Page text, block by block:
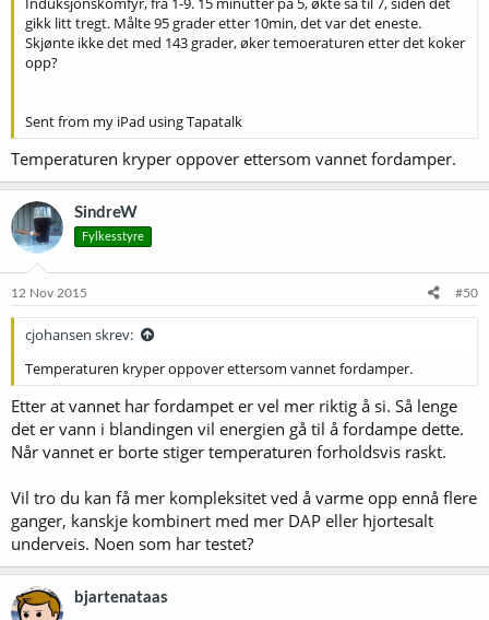
gikk litt tregt. Målte 95 grader etter 10min, det var det eneste.
Skjønte ikke det med 143 grader, øker temoeraturen etter det koker
opp?
Sent from my iPad using Tapatalk
Temperaturen kryper oppover ettersom vannet fordamper.
SindreW
Fylkesstyre
12 Nov 2015 #50
cjohansen skrev:
Temperaturen kryper oppover ettersom vannet fordamper.
Etter at vannet har fordampet er vel mer riktig å si. Så lenge
det er vann i blandingen vil energien gå til å fordampe dette.
Når vannet er borte stiger temperaturen forholdsvis raskt.
Vil tro du kan få mer kompleksitet ved å varme opp ennå flere
ganger, kanskje kombinert med mer DAP eller hjortesalt
underveis. Noen som har testet?
bjartenataas